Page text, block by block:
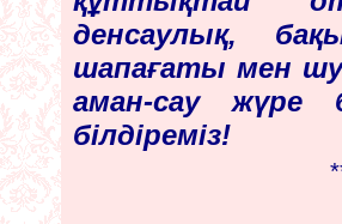
денсаулық,
шапағаты мен
аман-сау жүре
білдіреміз!